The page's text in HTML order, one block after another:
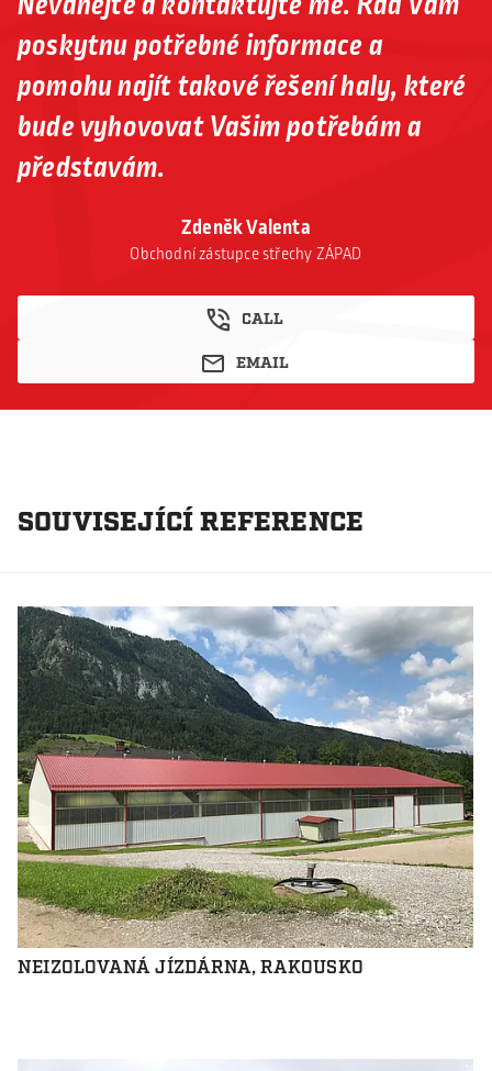
Zdeněk Valenta
Obchodní zástupce střechy ZÁPAD
CALL
EMAIL
poskytnu potřebné informace a
pomohu najít takové řešení haly, které
bude vyhovovat Vašim potřebám a
představám.
SOUVISEJÍCÍ REFERENCE
NEIZOLOVANÁ JÍZDÁRNA, RAKOUSKO